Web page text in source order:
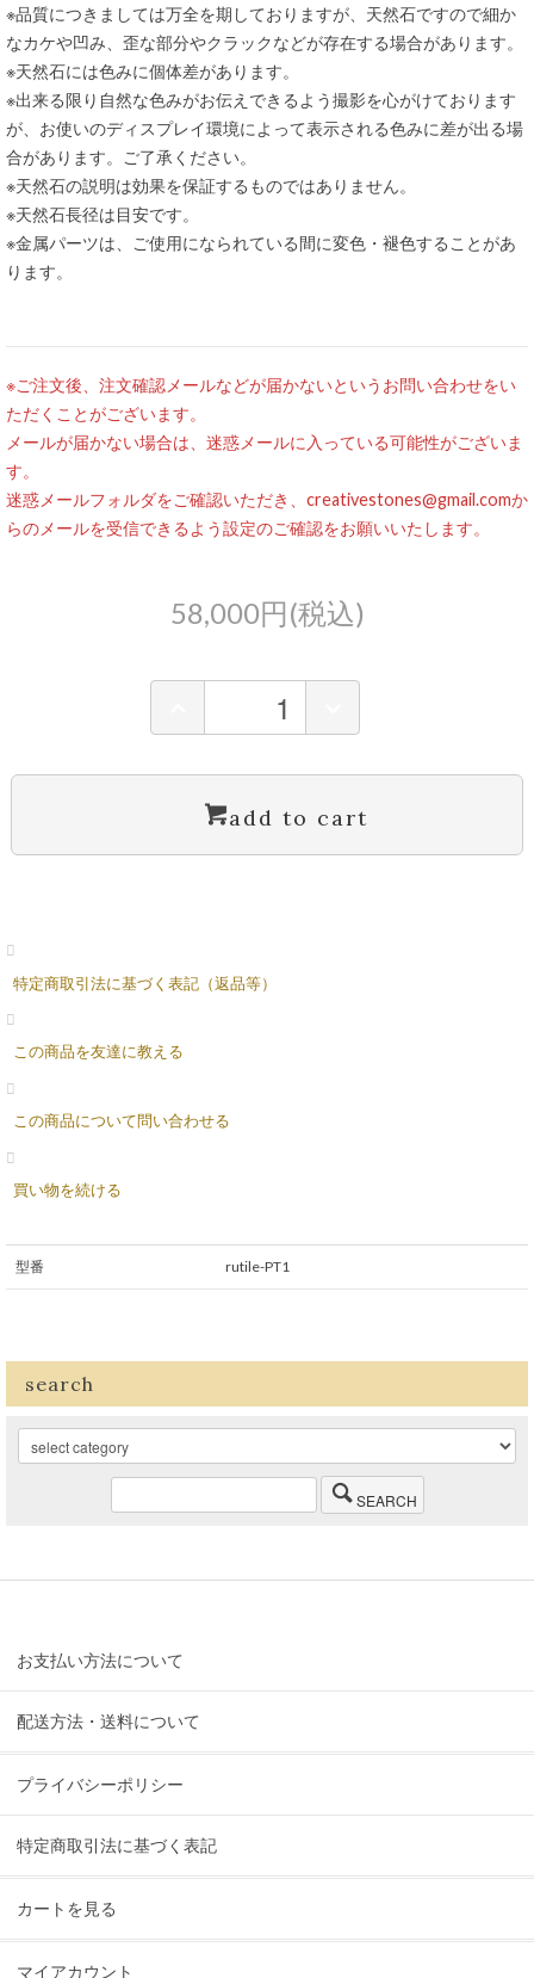
※品質につきましては万全を期しておりますが、天然石ですので細か
なカケや凹み、歪な部分やクラックなどが存在する場合があります。
※天然石には色みに個体差があります。
※出来る限り自然な色みがお伝えできるよう撮影を心がけております
が、お使いのディスプレイ環境によって表示される色みに差が出る場
合があります。ご了承ください。
※天然石の説明は効果を保証するものではありません。
※天然石長径は目安です。
※金属パーツは、ご使用になられている間に変色・褪色することがあ
ります。
※ご注文後、注文確認メールなどが届かないというお問い合わせをい
ただくことがございます。
メールが届かない場合は、迷惑メールに入っている可能性がございま
す。
迷惑メールフォルダをご確認いただき、creativestones@gmail.comか
らのメールを受信できるよう設定のご確認をお願いいたします。
58,000円(税込)
add to cart
特定商取引法に基づく表記（返品等）
この商品を友達に教える
この商品について問い合わせる
買い物を続ける
型番 rutile-PT1
search
SEARCH
お支払い方法について
配送方法・送料について
プライバシーポリシー
特定商取引法に基づく表記
カートを見る
マイアカウント